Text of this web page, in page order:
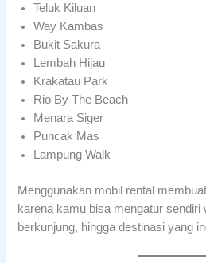
Teluk Kiluan
Way Kambas
Bukit Sakura
Lembah Hijau
Krakatau Park
Rio By The Beach
Menara Siger
Puncak Mas
Lampung Walk
Menggunakan mobil rental
karena kamu bisa mengatur sendiri
berkunjung, hingga destinasi yang